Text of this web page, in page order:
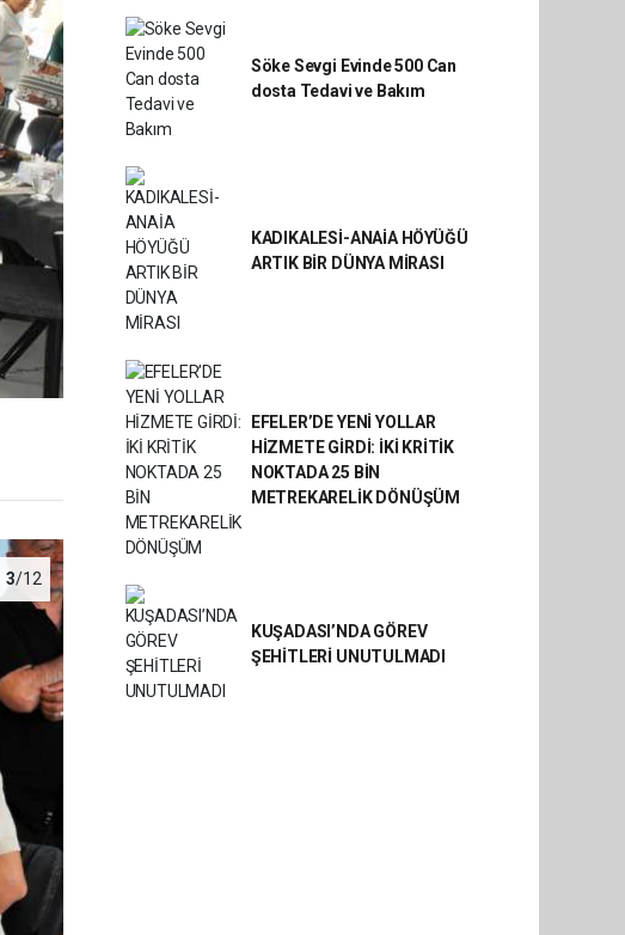
3/12
Söke Sevgi Evinde 500 Can
dosta Tedavi ve Bakım
KADIKALESİ-ANAİA HÖYÜĞÜ
ARTIK BİR DÜNYA MİRASI
EFELER’DE YENİ YOLLAR
HİZMETE GİRDİ: İKİ KRİTİK
NOKTADA 25 BİN
METREKARELİK DÖNÜŞÜM
KUŞADASI’NDA GÖREV
ŞEHİTLERİ UNUTULMADI